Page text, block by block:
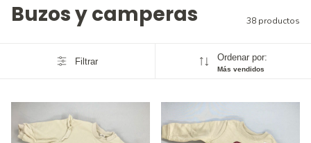
Buzos y camperas 38 productos
Filtrar Ordenar por:
Más vendidos